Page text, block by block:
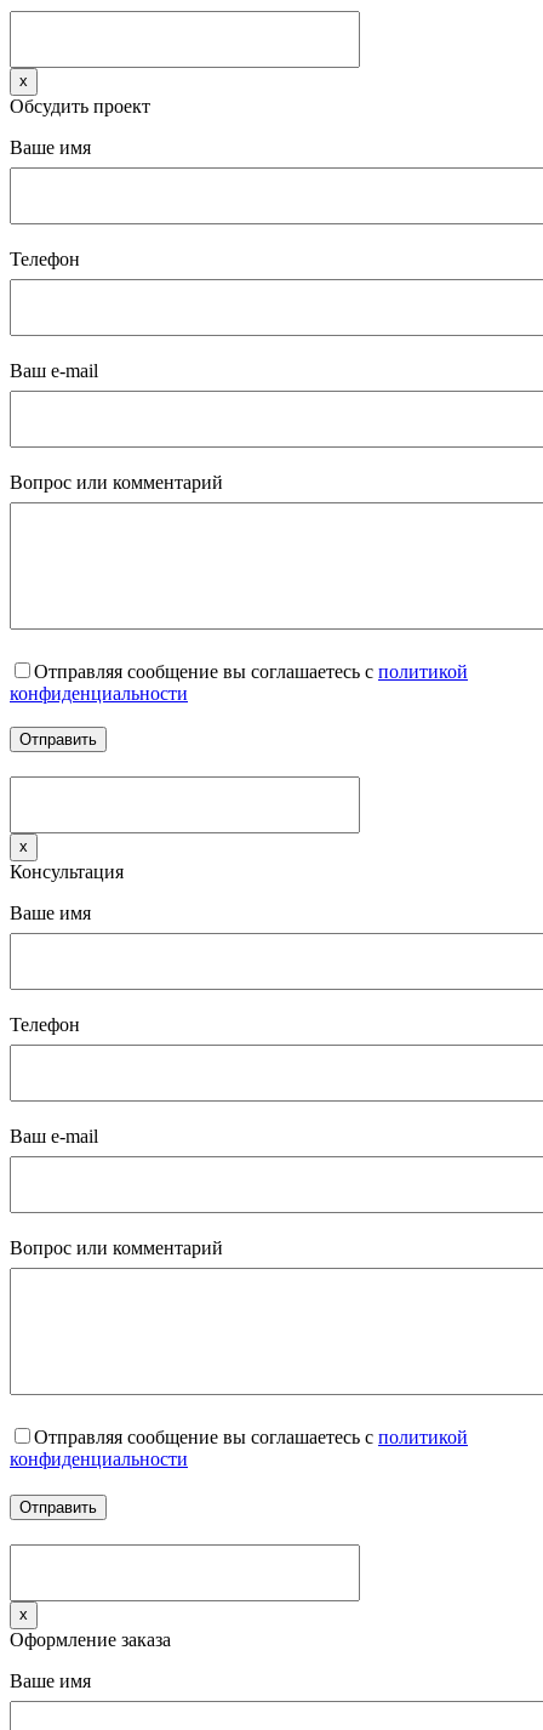
x
Обсудить проект
Ваше имя
Телефон
Ваш e-mail
Вопрос или комментарий
Отправляя сообщение вы соглашаетесь с политикой
конфиденциальности
x
Консультация
Ваше имя
Телефон
Ваш e-mail
Вопрос или комментарий
Отправляя сообщение вы соглашаетесь с политикой
конфиденциальности
x
Оформление заказа
Ваше имя